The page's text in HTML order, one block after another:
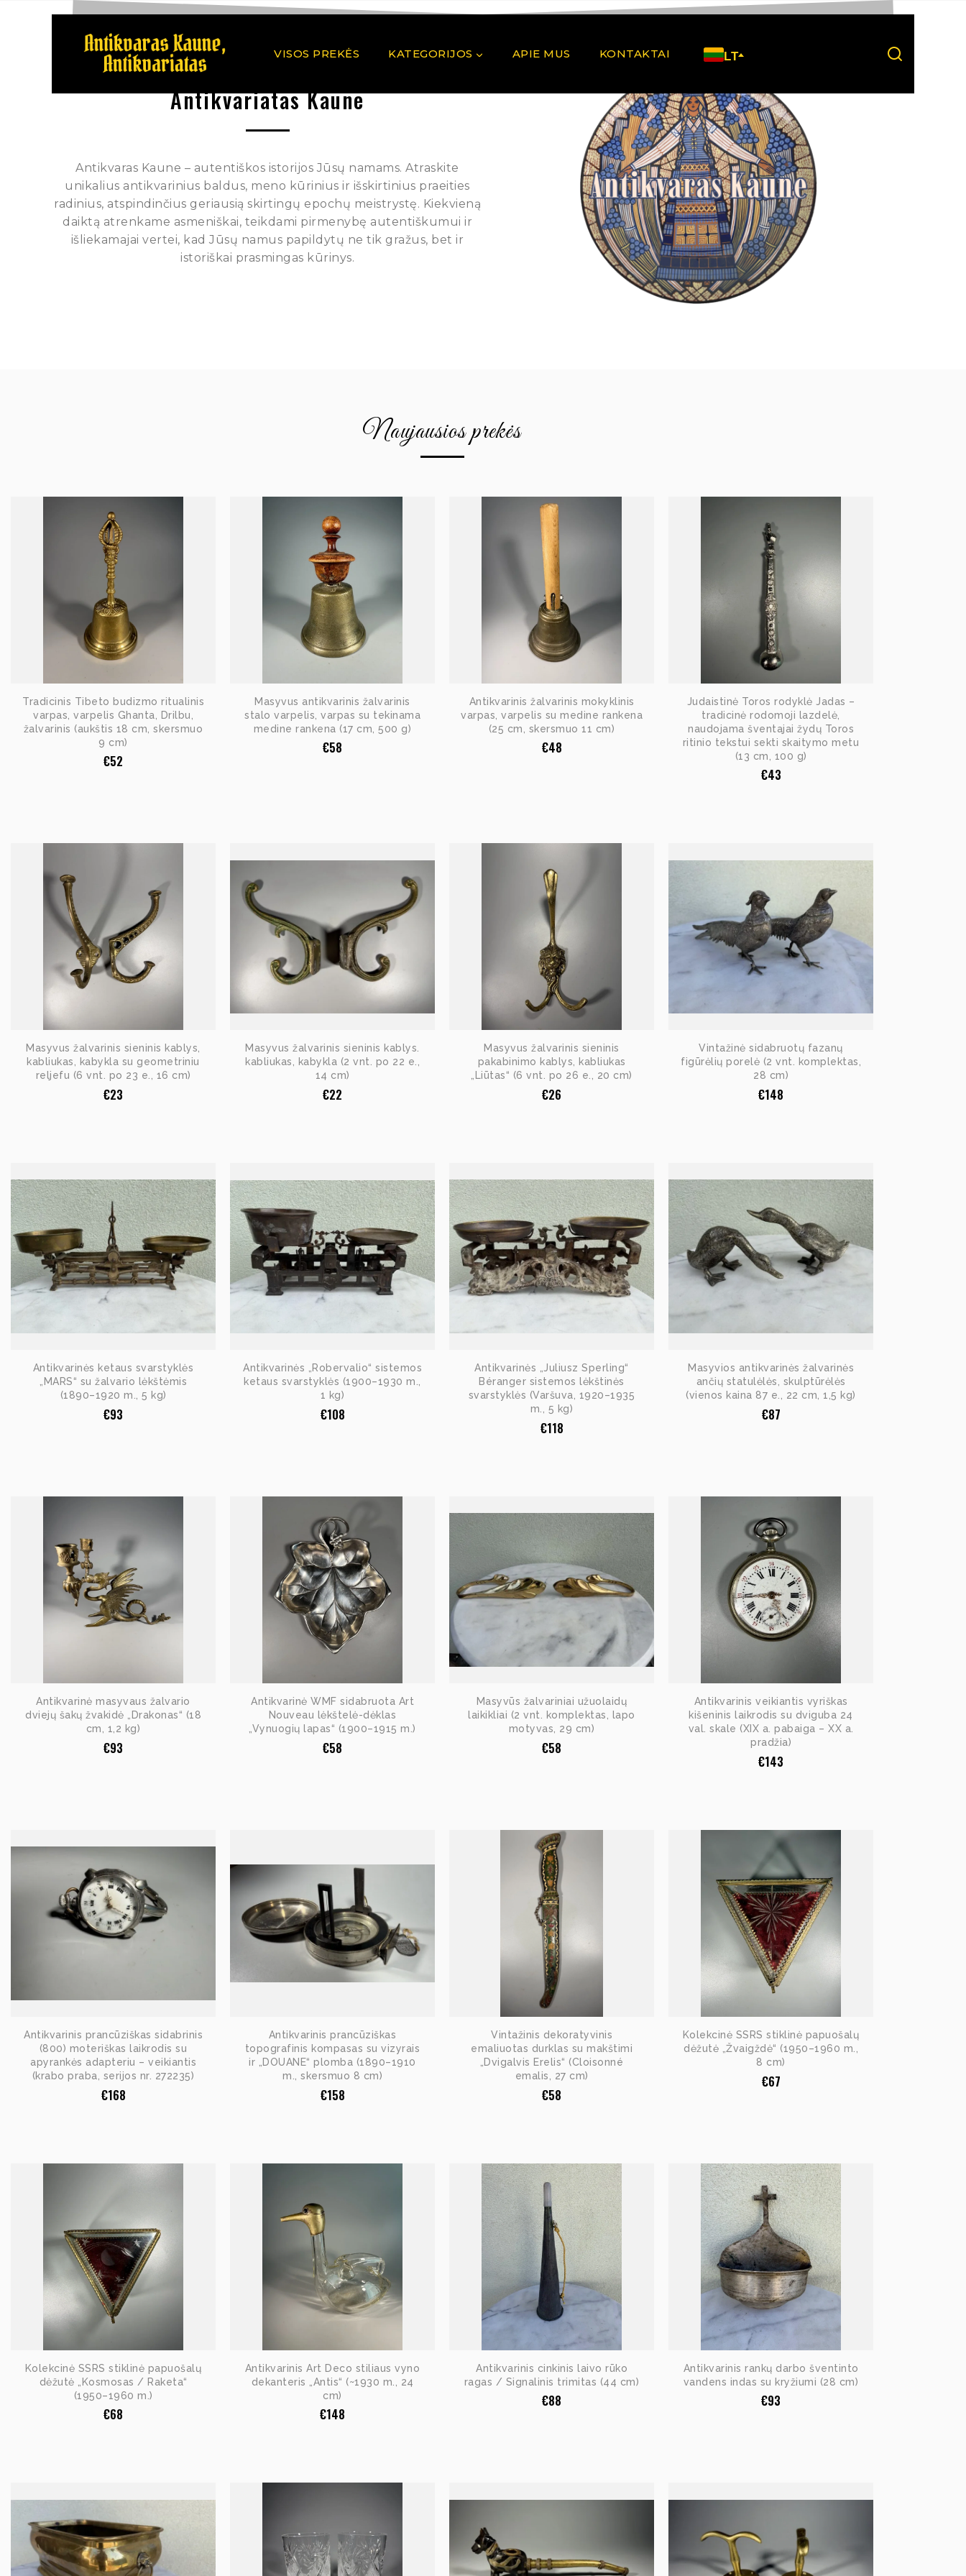
VISOS PREKĖS KATEGORIJOS APIE MUS KONTAKTAI LT
Antikvariatas Kaune
Antikvaras Kaune – autentiškos istorijos Jūsų namams. Atraskite
unikalius antikvarinius baldus, meno kūrinius ir išskirtinius praeities
radinius, atspindinčius geriausią skirtingų epochų meistrystę. Kiekvieną
daiktą atrenkame asmeniškai, teikdami pirmenybę autentiškumui ir
išliekamajai vertei, kad Jūsų namus papildytų ne tik gražus, bet ir
istoriškai prasmingas kūrinys.
Naujausios prekės
Tradicinis Tibeto budizmo ritualinis
varpas, varpelis Ghanta, Drilbu,
žalvarinis (aukštis 18 cm, skersmuo
9 cm)
€52
Masyvus antikvarinis žalvarinis
stalo varpelis, varpas su tekinama
medine rankena (17 cm, 500 g)
€58
Antikvarinis žalvarinis mokyklinis
varpas, varpelis su medine rankena
(25 cm, skersmuo 11 cm)
€48
Judaistinė Toros rodyklė Jadas –
tradicinė rodomoji lazdelė,
naudojama šventajai žydų Toros
ritinio tekstui sekti skaitymo metu
(13 cm, 100 g)
€43
Masyvus žalvarinis sieninis kablys,
kabliukas, kabykla su geometriniu
reljefu (6 vnt. po 23 e., 16 cm)
€23
Masyvus žalvarinis sieninis kablys.
kabliukas, kabykla (2 vnt. po 22 e.,
14 cm)
€22
Masyvus žalvarinis sieninis
pakabinimo kablys, kabliukas
„Liūtas“ (6 vnt. po 26 e., 20 cm)
€26
Vintažinė sidabruotų fazanų
figūrėlių porelė (2 vnt. komplektas,
28 cm)
€148
Antikvarinės ketaus svarstyklės
„MARS“ su žalvario lėkštėmis
(1890–1920 m., 5 kg)
€93
Antikvarinės „Robervalio“ sistemos
ketaus svarstyklės (1900–1930 m.,
1 kg)
€108
Antikvarinės „Juliusz Sperling“
Béranger sistemos lėkštinės
svarstyklės (Varšuva, 1920–1935
m., 5 kg)
€118
Masyvios antikvarinės žalvarinės
ančių statulėlės, skulptūrėlės
(vienos kaina 87 e., 22 cm, 1,5 kg)
€87
Antikvarinė masyvaus žalvario
dviejų šakų žvakidė „Drakonas“ (18
cm, 1,2 kg)
€93
Antikvarinė WMF sidabruota Art
Nouveau lėkštelė-dėklas
„Vynuogių lapas“ (1900–1915 m.)
€58
Masyvūs žalvariniai užuolaidų
laikikliai (2 vnt. komplektas, lapo
motyvas, 29 cm)
€58
Antikvarinis veikiantis vyriškas
kišeninis laikrodis su dviguba 24
val. skale (XIX a. pabaiga – XX a.
pradžia)
€143
Antikvarinis prancūziškas sidabrinis
(800) moteriškas laikrodis su
apyrankės adapteriu – veikiantis
(krabo praba, serijos nr. 272235)
€168
Antikvarinis prancūziškas
topografinis kompasas su vizyrais
ir „DOUANE“ plomba (1890–1910
m., skersmuo 8 cm)
€158
Vintažinis dekoratyvinis
emaliuotas durklas su makštimi
„Dvigalvis Erelis“ (Cloisonné
emalis, 27 cm)
€58
Kolekcinė SSRS stiklinė papuošalų
dėžutė „Žvaigždė“ (1950–1960 m.,
8 cm)
€67
Kolekcinė SSRS stiklinė papuošalų
dėžutė „Kosmosas / Raketa“
(1950–1960 m.)
€68
Antikvarinis Art Deco stiliaus vyno
dekanteris „Antis“ (~1930 m., 24
cm)
€148
Antikvarinis cinkinis laivo rūko
ragas / Signalinis trimitas (44 cm)
€88
Antikvarinis rankų darbo šventinto
vandens indas su kryžiumi (28 cm)
€93